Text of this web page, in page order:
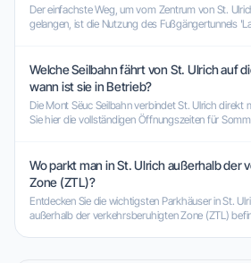
Der einfachste Weg, um vom Zentrum von St.
gelangen, ist die Nutzung des Fußgängertunnels
Welche Seilbahn fährt von St. Ulrich auf
wann ist sie in Betrieb?
Die Mont Sëuc Seilbahn verbindet St. Ulrich direkt
Sie hier die vollständigen Öffnungszeiten für
Wo parkt man in St. Ulrich außerhalb der
Zone (ZTL)?
Entdecken Sie die wichtigsten Parkhäuser in St.
außerhalb der verkehrsberuhigten Zone (ZTL)